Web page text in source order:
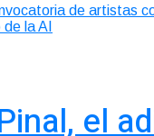
de artistas
la AI
el